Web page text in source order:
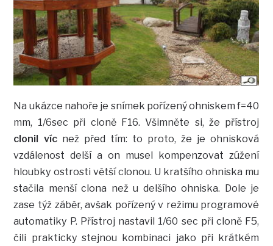
Na ukázce nahoře je snímek pořízený ohniskem f=40
mm, 1/6sec při cloně F16. Všimněte si, že přístroj
clonil vícnež před tím: to proto, že je ohnisková
vzdálenost delší a on musel kompenzovat zúžení
hloubky ostrosti větší clonou. U kratšího ohniska mu
stačila menší clona než u delšího ohniska. Dole je
zase týž záběr, avšak pořízený v režimu programové
automatiky P. Přístroj nastavil 1/60 sec při cloně F5,
čili prakticky stejnou kombinaci jako při krátkém